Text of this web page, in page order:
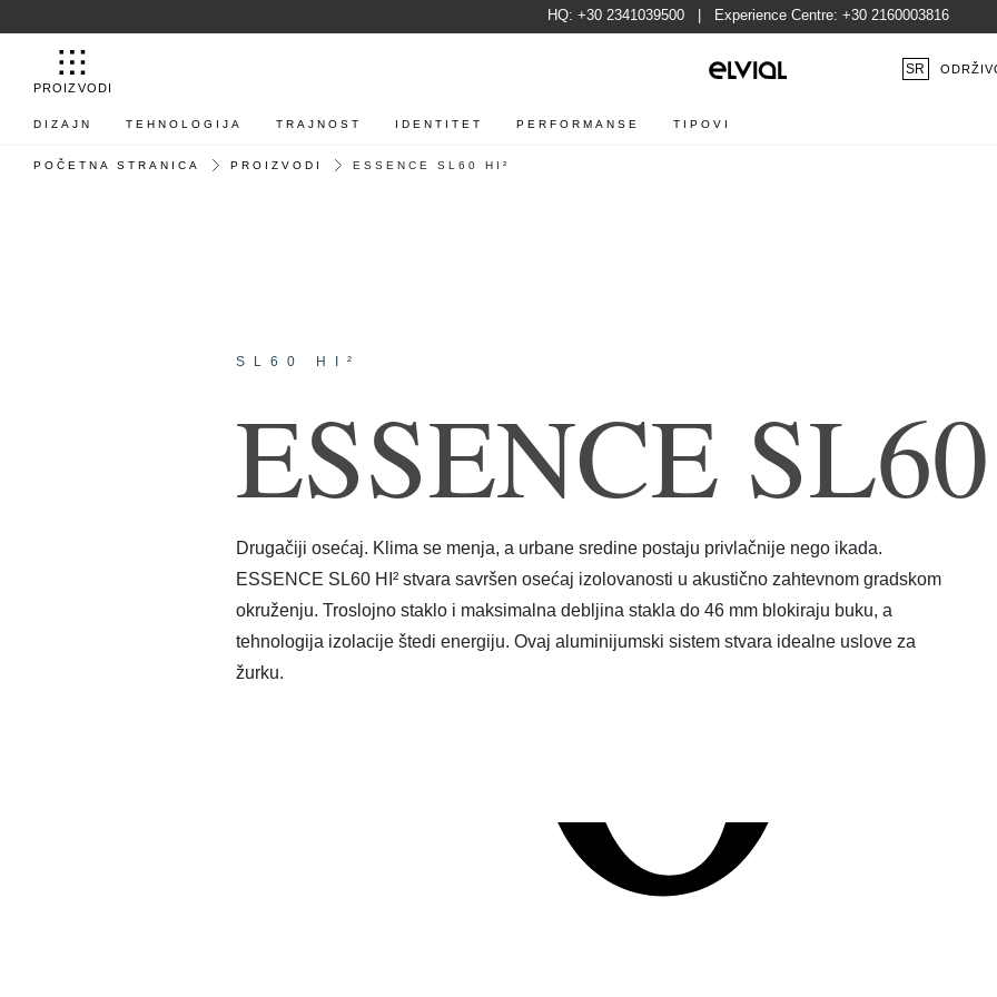
HQ: +30 2341039500| Experience Centre: +30 2160003816
PROIZVODI
SR
DIZAJN TEHNOLOGIJA TRAJNOST IDENTITET PERFORMANSE TIPOVI
POČETNA STRANICA PROIZVODI ESSENCE SL60 HI²
SL60 HI²
ESSENCE SL60
Drugačiji osećaj. Klima se menja, a urbane sredine postaju privlačnije nego ikada.
ESSENCE SL60 HI² stvara savršen osećaj izolovanosti u akustično zahtevnom gradskom
okruženju. Troslojno staklo i maksimalna debljina stakla do 46 mm blokiraju buku, a
tehnologija izolacije štedi energiju. Ovaj aluminijumski sistem stvara idealne uslove za
žurku.
6